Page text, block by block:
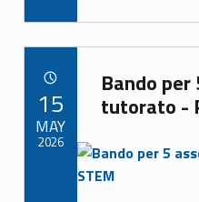
e
b
o
o
k
to
d
o
n
Link identifier archive #link-archive-22820
Bando per
tutorato -
Link identifier archive #link-archive-thumb-soap-71017
15
MAY
2026